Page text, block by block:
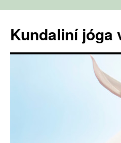
obsahu
webu
Kundaliní jóga